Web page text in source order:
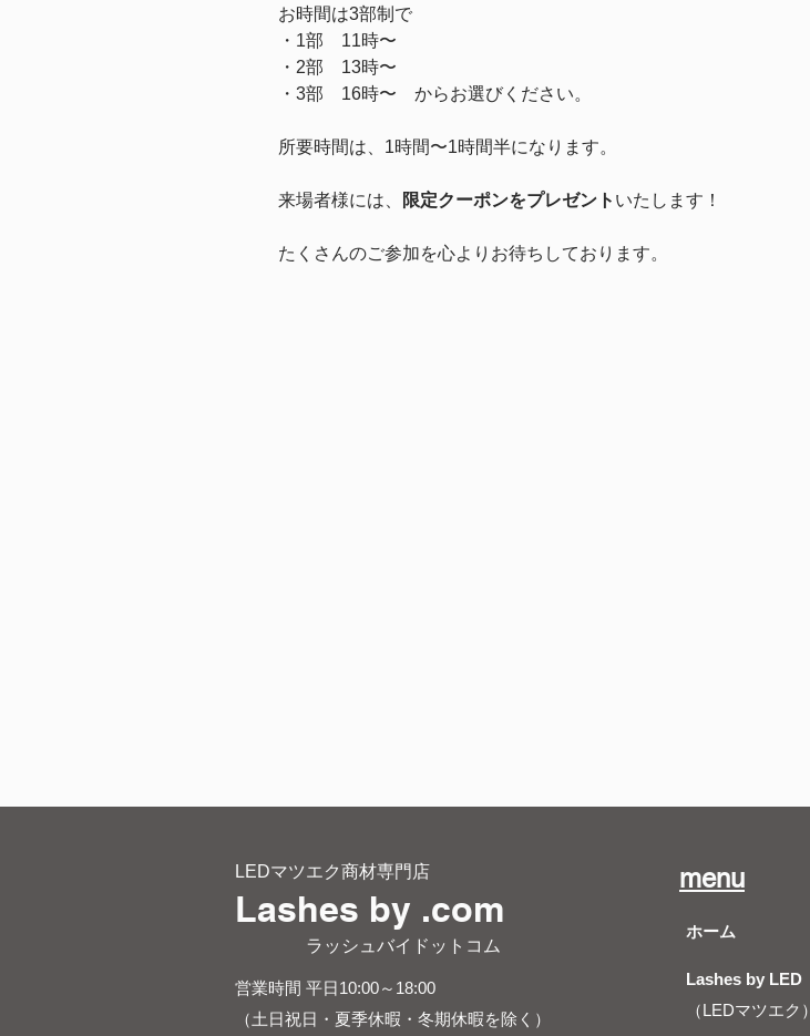
お時間は3部制で
・1部　11時〜
・2部　13時〜
・3部　16時〜　からお選びください。
所要時間は、1時間〜1時間半になります。
来場者様には、 限定クーポンをプレゼント いたします！
たくさんのご参加を心よりお待ちしております。
LEDマツエク商材専門店
Lashes by .com
​ ラッシュバイドットコム
営業時間 平日10:00～18:00
（土日祝日・夏季休暇・冬期休暇を除く）
menu
ホーム
Lashes by LED
（LEDマツエク）